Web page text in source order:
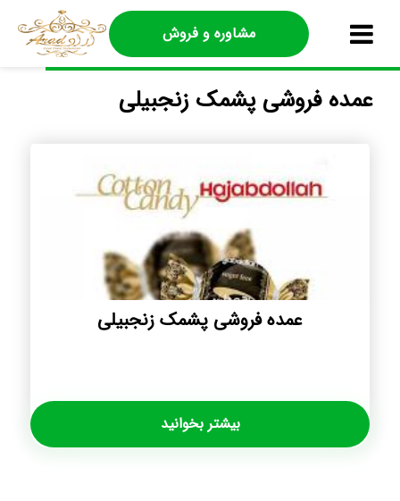
مشاوره و فروش
عمده فروشی پشمک زنجبیلی
عمده فروشی پشمک زنجبیلی
بیشتر بخوانید